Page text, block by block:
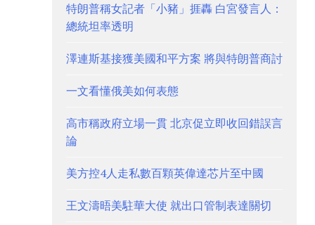
特朗普稱女記者「小豬」捱轟 白宮發言人：
總統坦率透明
澤連斯基接獲美國和平方案 將與特朗普商討
一文看懂俄美如何表態
高市稱政府立場一貫 北京促立即收回錯誤言
論
美方控4人走私數百顆英偉達芯片至中國
王文濤晤美駐華大使 就出口管制表達關切